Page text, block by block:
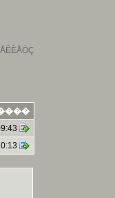
ÅÊÈÅÓÇ